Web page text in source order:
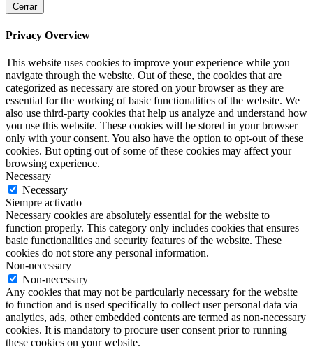
Cerrar
Privacy Overview
This website uses cookies to improve your experience while you
navigate through the website. Out of these, the cookies that are
categorized as necessary are stored on your browser as they are
essential for the working of basic functionalities of the website. We
also use third-party cookies that help us analyze and understand how
you use this website. These cookies will be stored in your browser
only with your consent. You also have the option to opt-out of these
cookies. But opting out of some of these cookies may affect your
browsing experience.
Necessary
Necessary
Siempre activado
Necessary cookies are absolutely essential for the website to
function properly. This category only includes cookies that ensures
basic functionalities and security features of the website. These
cookies do not store any personal information.
Non-necessary
Non-necessary
Any cookies that may not be particularly necessary for the website
to function and is used specifically to collect user personal data via
analytics, ads, other embedded contents are termed as non-necessary
cookies. It is mandatory to procure user consent prior to running
these cookies on your website.